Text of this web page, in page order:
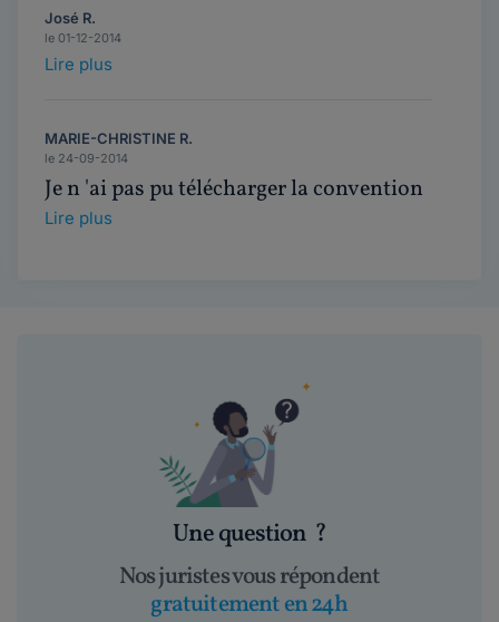
José R.
le 01-12-2014
Lire plus
MARIE-CHRISTINE R.
le 24-09-2014
Je n 'ai pas pu télécharger la convention
Lire plus
Une question ?
Nos juristes vous répondent
gratuitement en 24h